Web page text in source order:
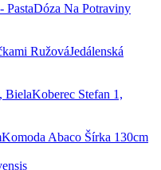
Dóza Na Potraviny
Jedálenská
Koberec Stefan 1,
Komoda Abaco Šírka 130cm